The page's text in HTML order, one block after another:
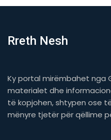
Rreth Nesh
Ky portal mirëmbahet nga
materialet dhe
të kopjohen, shtypen ose
mënyre tjetër për qëllime